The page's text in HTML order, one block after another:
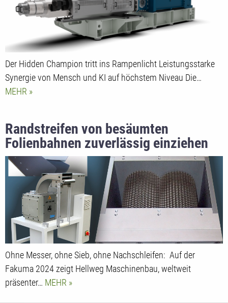
Der Hidden Champion tritt ins Rampenlicht Leistungsstarke
Synergie von Mensch und KI auf höchstem Niveau Die…
MEHR
Randstreifen von besäumten
Folienbahnen zuverlässig einziehen
und zerkleinern
Ohne Messer, ohne Sieb, ohne Nachschleifen: Auf der
Fakuma 2024 zeigt Hellweg Maschinenbau, weltweit
präsenter… MEHR